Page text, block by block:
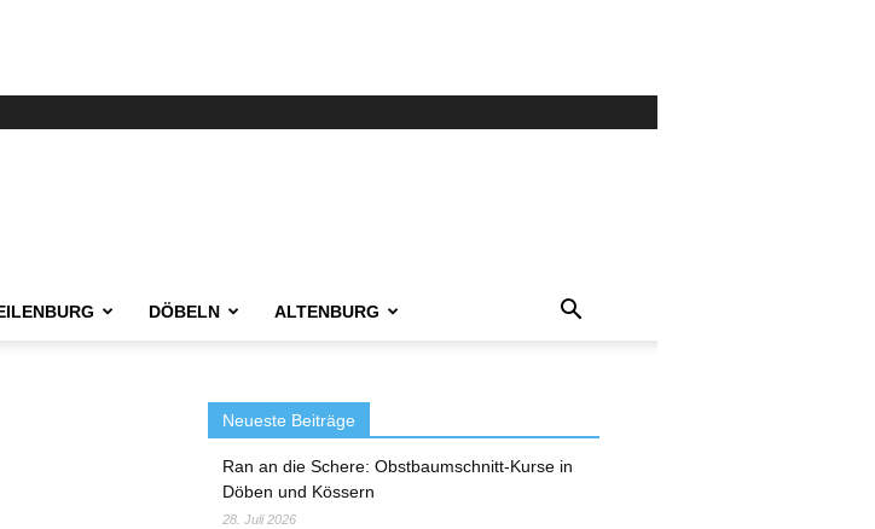
DÖBELN ALTENBURG
Neueste Beiträge
Ran an die Schere: Obstbaumschnitt-Kurse in
Döben und Kössern
28. Juli 2026